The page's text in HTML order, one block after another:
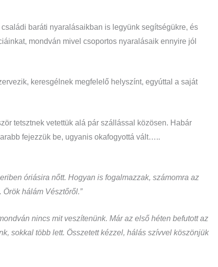
baráti nyaralásaikban is legyünk segítségükre, és
mondván mivel csoportos nyaralásaik ennyire jól
keresgélnek megfelelő helyszínt, egyúttal a saját
tetsztnek vetettük alá pár szállással közösen. Habár
fejezzük be, ugyanis okafogyottá vált…..
óriásira nőtt. Hogyan is fogalmazzak, számomra az
hálám Vésztőről.”
nincs mit veszítenünk. Már az első héten befutott az
sokkal több lett. Összetett kézzel, hálás szívvel köszönjük